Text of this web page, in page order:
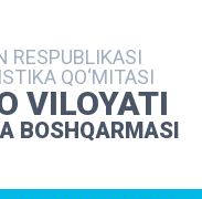
RESPUBLIKASI
QO‘MITASI
VILOYATI
BOSHQARMASI